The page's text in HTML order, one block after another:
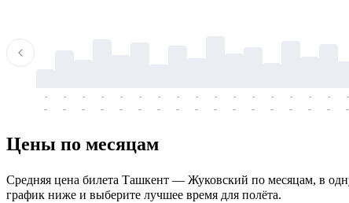
-
-
-
-
-
-
-
-
-
-
-
-
-
-
-
-
-
-
-
-
-
-
-
-
-
-
-
-
-
-
-
-
-
-
Цены по месяцам
Средняя цена билета Ташкент — Жуковский по месяцам, в
график ниже и выберите лучшее время для полёта.